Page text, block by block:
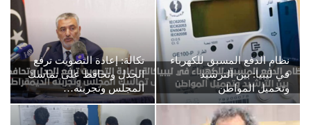
نظام الدفع المسبق للكهرباء
في ليبيا: بين الترشيد
وتحميل المواطن
تكالة: إعادة التصويت ترفع
الجدل وتحافظ على تماسك
المجلس وتجربته…